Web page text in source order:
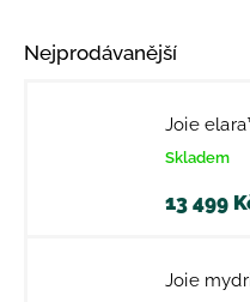
Nejprodávanější
Joie
Skladem
13 499
Joie